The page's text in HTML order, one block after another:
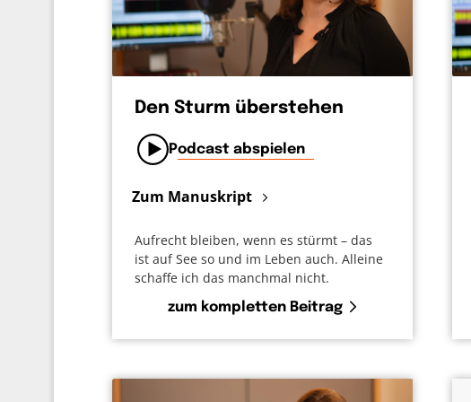
Den Sturm überstehen
Podcast abspielen
Zum Manuskript
Aufrecht bleiben, wenn es stürmt – das
ist auf See so und im Leben auch. Alleine
schaffe ich das manchmal nicht.
zum kompletten Beitrag